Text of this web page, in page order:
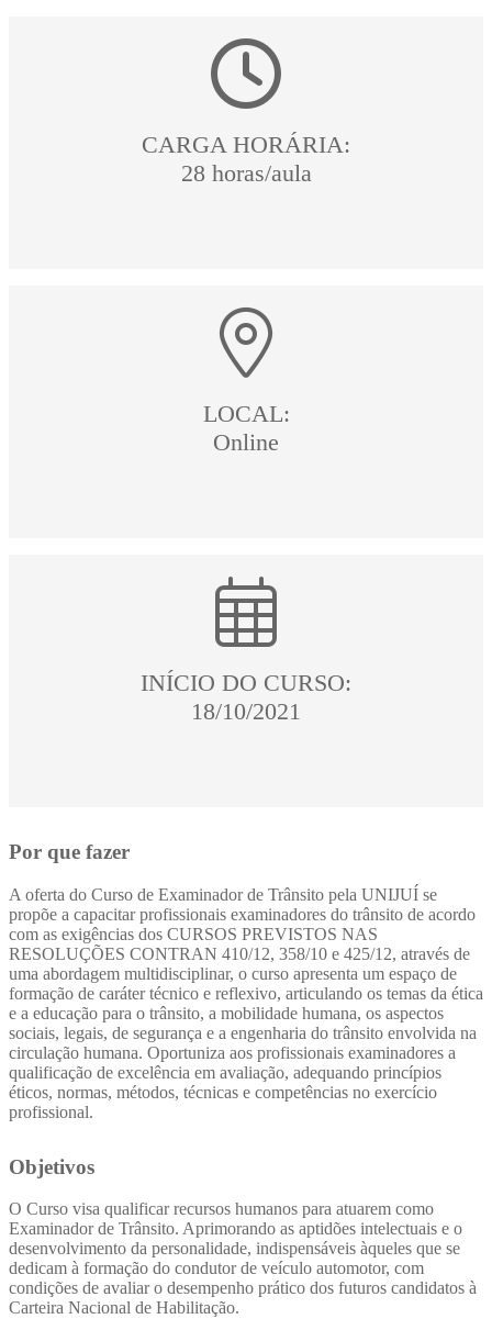
CARGA HORÁRIA:
28 horas/aula
LOCAL:
Online
INÍCIO DO CURSO:
18/10/2021
Por que fazer
A oferta do Curso de Examinador de Trânsito pela UNIJUÍ se
propõe a capacitar profissionais examinadores do trânsito de acordo
com as exigências dos CURSOS PREVISTOS NAS
RESOLUÇÕES CONTRAN 410/12, 358/10 e 425/12, através de
uma abordagem multidisciplinar, o curso apresenta um espaço de
formação de caráter técnico e reflexivo, articulando os temas da ética
e a educação para o trânsito, a mobilidade humana, os aspectos
sociais, legais, de segurança e a engenharia do trânsito envolvida na
circulação humana. Oportuniza aos profissionais examinadores a
qualificação de excelência em avaliação, adequando princípios
éticos, normas, métodos, técnicas e competências no exercício
profissional.
Objetivos
O Curso visa qualificar recursos humanos para atuarem como
Examinador de Trânsito. Aprimorando as aptidões intelectuais e o
desenvolvimento da personalidade, indispensáveis àqueles que se
dedicam à formação do condutor de veículo automotor, com
condições de avaliar o desempenho prático dos futuros candidatos à
Carteira Nacional de Habilitação.